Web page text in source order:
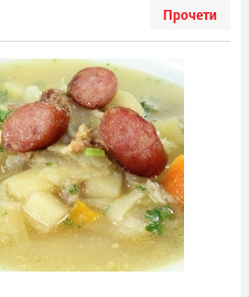
Прочети